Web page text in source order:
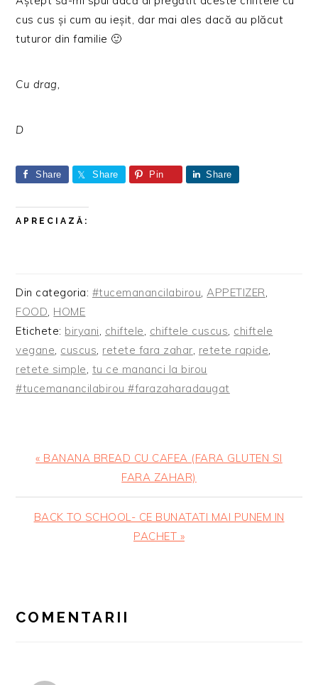
cus cus și cum au ieșit, dar mai ales dacă au plăcut
tuturor din familie 🙂
Cu drag,
D
Share Share Pin Share
APRECIAZĂ:
Din categoria: #tucemanancilabirou,APPETIZER,
FOOD, HOME
Etichete: biryani, chiftele, chiftele cuscus, chiftele
vegane, cuscus, retete fara zahar, retete rapide,
retete simple, tu ce mananci la birou
#tucemanancilabirou #farazaharadaugat
Articol
« BANANA BREAD CU CAFEA (FARA GLUTEN SI
FARA ZAHAR)
Articolul
BACK TO SCHOOL- CE BUNATATI MAI PUNEM IN
PACHET »
INTERACTIONS
COMENTARII